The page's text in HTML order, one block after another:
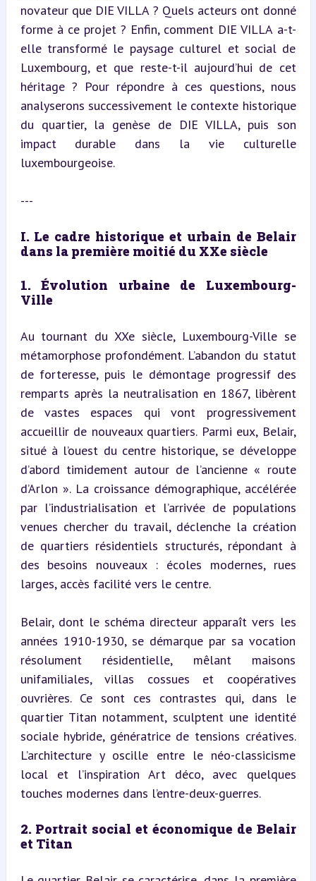
novateur que DIE VILLA ? Quels acteurs ont donné
forme à ce projet ? Enfin, comment DIE VILLA a-t-
elle transformé le paysage culturel et social de
Luxembourg, et que reste-t-il aujourd’hui de cet
héritage ? Pour répondre à ces questions, nous
analyserons successivement le contexte historique
du quartier, la genèse de DIE VILLA, puis son
impact durable dans la vie culturelle
luxembourgeoise.
---
I. Le cadre historique et urbain de Belair
dans la première moitié du XXe siècle
1. Évolution urbaine de Luxembourg-
Ville
Au tournant du XXe siècle, Luxembourg-Ville se
métamorphose profondément. L’abandon du statut
de forteresse, puis le démontage progressif des
remparts après la neutralisation en 1867, libèrent
de vastes espaces qui vont progressivement
accueillir de nouveaux quartiers. Parmi eux, Belair,
situé à l’ouest du centre historique, se développe
d’abord timidement autour de l’ancienne « route
d’Arlon ». La croissance démographique, accélérée
par l’industrialisation et l’arrivée de populations
venues chercher du travail, déclenche la création
de quartiers résidentiels structurés, répondant à
des besoins nouveaux : écoles modernes, rues
larges, accès facilité vers le centre.
Belair, dont le schéma directeur apparaît vers les
années 1910-1930, se démarque par sa vocation
résolument résidentielle, mêlant maisons
unifamiliales, villas cossues et coopératives
ouvrières. Ce sont ces contrastes qui, dans le
quartier Titan notamment, sculptent une identité
sociale hybride, génératrice de tensions créatives.
L’architecture y oscille entre le néo-classicisme
local et l’inspiration Art déco, avec quelques
touches modernes dans l’entre-deux-guerres.
2. Portrait social et économique de Belair
et Titan